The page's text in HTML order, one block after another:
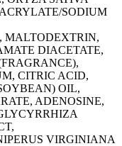
SODIUM
MALTODEXTRIN,
DIACETATE,
CITRIC ACID,
OIL,
ADENOSINE,
VIRGINIANA